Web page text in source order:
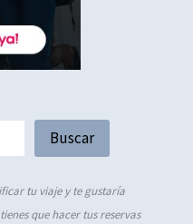
Buscar
tu viaje y te gustaría
que hacer tus reservas